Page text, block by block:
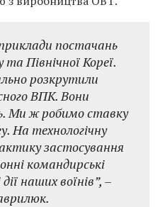
постачань
та Північної Кореї.
розкрутили
ВПК. Вони
Ми ж робимо ставку
На технологічну
застосування
командирські
наших воїнів”, –